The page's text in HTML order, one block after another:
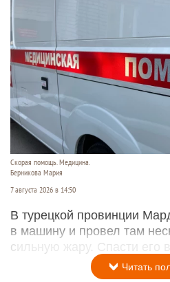
Скорая помощь. Медицина.
Берникова Мария
7 августа 2026 в 14:50
В турецкой провинции
в машину и провел там
сильную жару. Спасти его
Читать